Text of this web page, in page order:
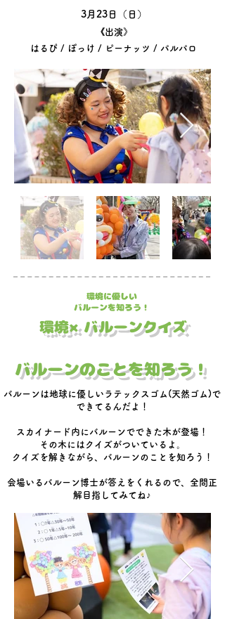
3月23日（日）
《出演》
はるぴ / ぽっけ / ピーナッツ / パルパロ
​環境×バルーンクイズ
環境に優しい
​バルーンを知ろう！​
​バルーンのことを知ろう！
バルーンは地球に優しい ラテックスゴム(天然ゴム)で
できてるんだよ！
​スカイナード内に バルーンでできた木が登場！
​その木にはクイズがついているよ。
クイズを解きながら、バルーンのことを知ろう！
会場いるバルーン博士が答えをくれるので、全問正
解目指してみてね♪